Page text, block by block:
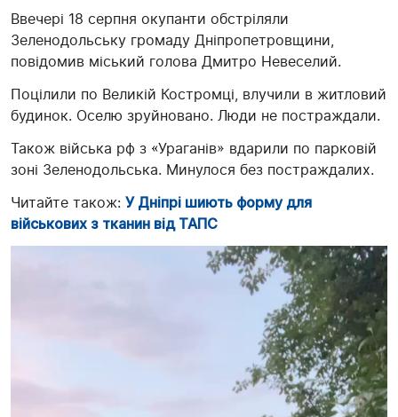
Ввечері 18 серпня окупанти обстріляли
Зеленодольську громаду Дніпропетровщини,
повідомив міський голова Дмитро Невеселий.
Поцілили по Великій Костромці, влучили в житловий
будинок. Оселю зруйновано. Люди не постраждали.
Також війська рф з «Ураганів» вдарили по парковій
зоні Зеленодольська. Минулося без постраждалих.
Читайте також: У Дніпрі шиють форму для
військових з тканин від ТАПС